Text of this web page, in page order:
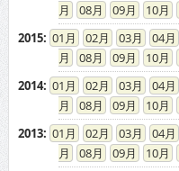
08
09 10
2015: 01 02 03 04
08
09 10
2014: 01 02 03 04
08
09 10
2013: 01 02 03 04
08
09 10